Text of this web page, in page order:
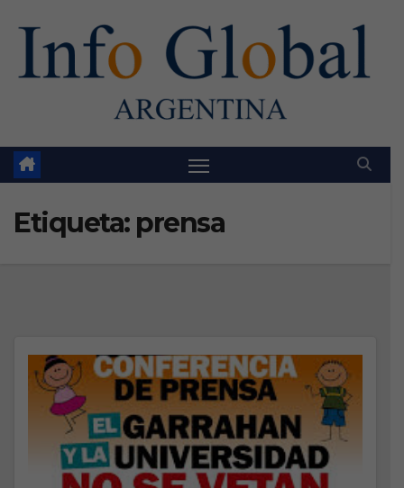
Etiqueta: prensa